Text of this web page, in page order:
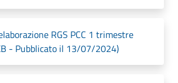
RGS PCC 1 trimestre
- Pubblicato il 13/07/2024)